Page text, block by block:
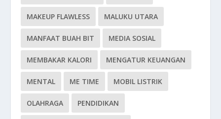
MAKEUP FLAWLESS MALUKU UTARA
MANFAAT BUAH BIT MEDIA SOSIAL
MEMBAKAR KALORI MENGATUR KEUANGAN
MENTAL ME TIME MOBIL LISTRIK
OLAHRAGA PENDIDIKAN